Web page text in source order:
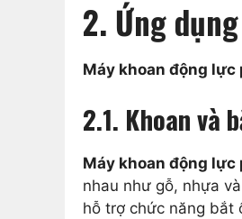
2. Ứng
Máy khoan động lực
2.1. Khoan và
Máy khoan động lực
nhau như gỗ, nhựa
hỗ trợ chức năng bắt